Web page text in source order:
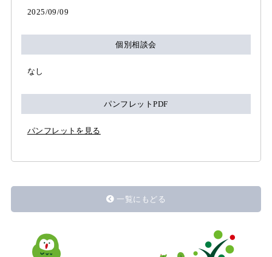
2025/09/09
個別相談会
なし
パンフレットPDF
パンフレットを見る
一覧にもどる